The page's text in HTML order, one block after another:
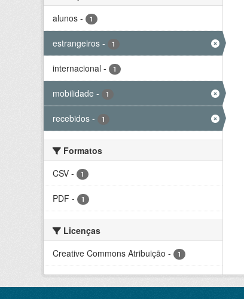
alunos - 1
estrangeiros - 1
internacional - 1
mobilidade - 1
recebidos - 1
Formatos
CSV - 1
PDF - 1
Licenças
Creative Commons Atribuição - 1